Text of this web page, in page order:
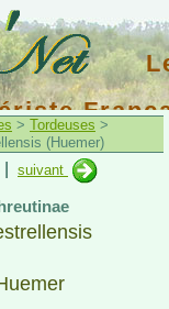
> Tordeuses >
(Huemer)
suivant